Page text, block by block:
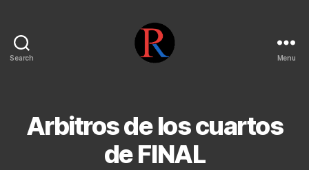
Search Menu
Arbitros de los cuartos
de FINAL